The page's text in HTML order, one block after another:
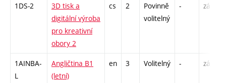
1DS-2
3D tisk a
digitální výroba
pro kreativní
obory 2
cs 2
Povinně
volitelný
- zá
1AINBA-
L
Angličtina B1
(letní)
en 3 Volitelný - zá,zk